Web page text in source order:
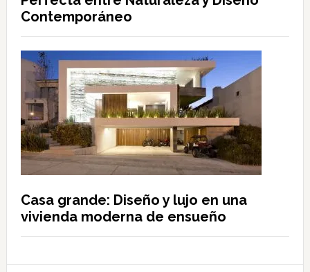
Contemporáneo
Casa grande: Diseño y lujo en una
vivienda moderna de ensueño